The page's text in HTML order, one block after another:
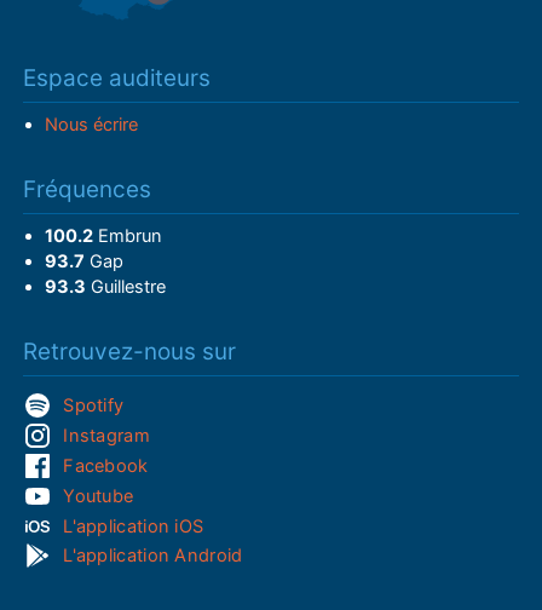
Espace auditeurs
Nous écrire
Fréquences
100.2Embrun
93.7 Gap
93.3 Guillestre
Retrouvez-nous sur
Spotify
Instagram
Facebook
Youtube
L'application iOS
L'application Android